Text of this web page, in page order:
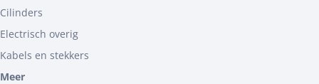
Cilinders
Electrisch overig
Kabels en stekkers
Meer